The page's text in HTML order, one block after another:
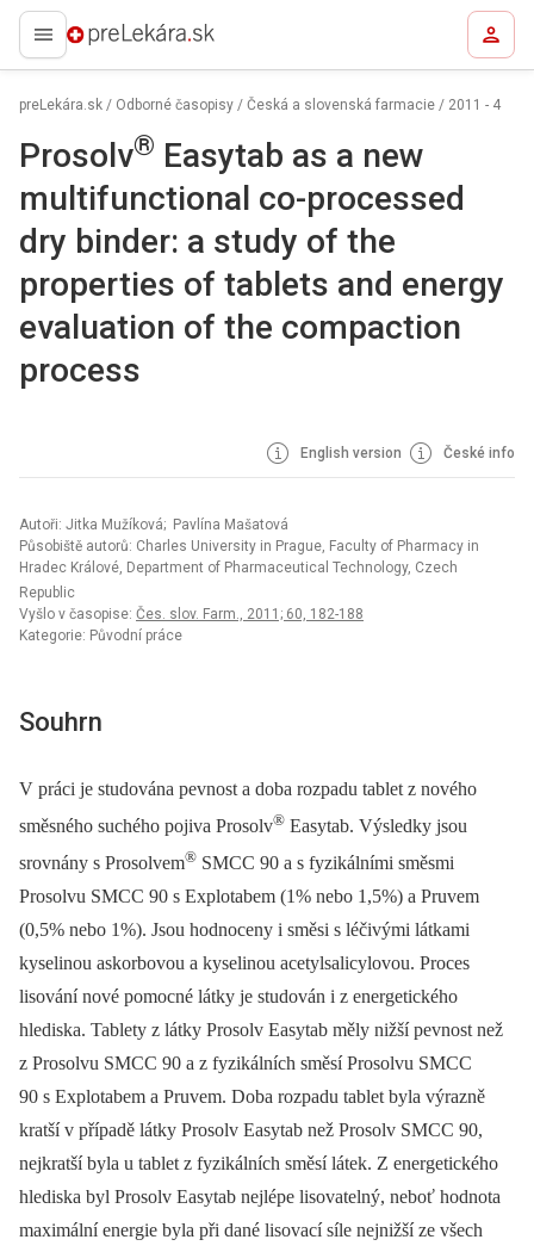
preLekára.sk
preLekára.sk / Odborné časopisy / Česká a slovenská farmacie / 2011 - 4
Prosolv® Easytab as a new
multifunctional co-processed
dry binder: a study of the
properties of tablets and energy
evaluation of the compaction
process
English version České info
Autoři: Jitka Mužíková; Pavlína Mašatová
Působiště autorů: Charles University in Prague, Faculty of Pharmacy in
Hradec Králové, Department of Pharmaceutical Technology, Czech
Republic
Vyšlo v časopise: Čes. slov. Farm., 2011; 60, 182-188
Kategorie: Původní práce
Souhrn
V práci je studována pevnost a doba rozpadu tablet z nového
směsného suchého pojiva Prosolv® Easytab. Výsledky jsou
srovnány s Prosolvem® SMCC 90 a s fyzikálními směsmi
Prosolvu SMCC 90 s Explotabem (1% nebo 1,5%) a Pruvem
(0,5% nebo 1%). Jsou hodnoceny i směsi s léčivými látkami
kyselinou askorbovou a kyselinou acetylsalicylovou. Proces
lisování nové pomocné látky je studován i z energetického
hlediska. Tablety z látky Prosolv Easytab měly nižší pevnost než
z Prosolvu SMCC 90 a z fyzikálních směsí Prosolvu SMCC
90 s Explotabem a Pruvem. Doba rozpadu tablet byla výrazně
kratší v případě látky Prosolv Easytab než Prosolv SMCC 90,
nejkratší byla u tablet z fyzikálních směsí látek. Z energetického
hlediska byl Prosolv Easytab nejlépe lisovatelný, neboť hodnota
maximální energie byla při dané lisovací síle nejnižší ze všech